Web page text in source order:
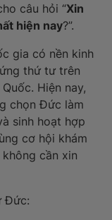
câu hỏi “Xin
hiện nay?”.
gia có nền kinh
thứ tư trên
Hiện nay,
chọn Đức làm
sinh hoạt hợp
cơ hội khám
cần xin
Đức: